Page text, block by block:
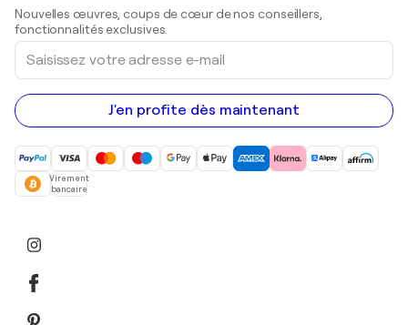
Peintures acryliques
Nouvelles œuvres, coups de cœur de nos conseillers,
fonctionnalités exclusives.
Saisissez
votre
adresse
e-
mail
J'en profite dès maintenant
Virement
bancaire